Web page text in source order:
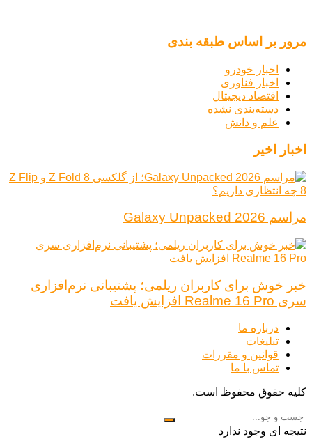
مرور بر اساس طبقه بندی
اخبار خودرو
اخبار فناوری
اقتصاد دیجیتال
دسته‌بندی نشده
علم و دانش
اخبار اخیر
مراسم Galaxy Unpacked 2026
خبر خوش برای کاربران ریلمی؛ پشتیبانی نرم‌افزاری
سری Realme 16 Pro افزایش یافت
درباره ما
تبلیغات
قوانین و مقررات
تماس با ما
کلیه حقوق محفوظ است.
نتیجه ای وجود ندارد